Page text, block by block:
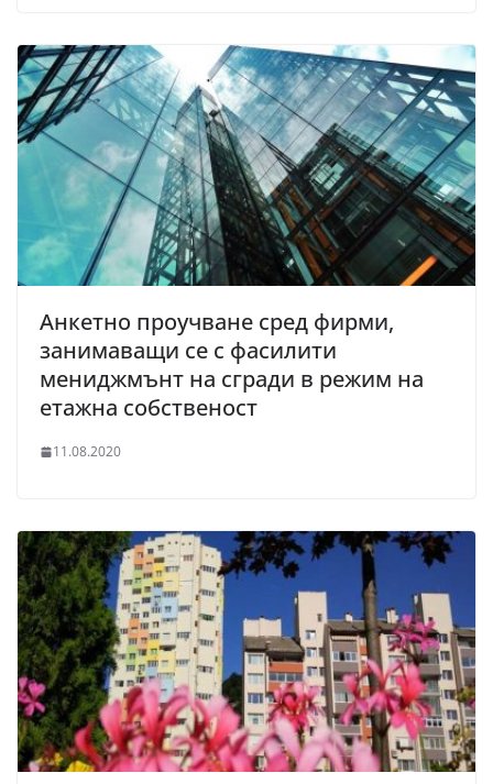
Анкетно проучване сред фирми,
занимаващи се с фасилити
мениджмънт на сгради в режим на
етажна собственост
11.08.2020